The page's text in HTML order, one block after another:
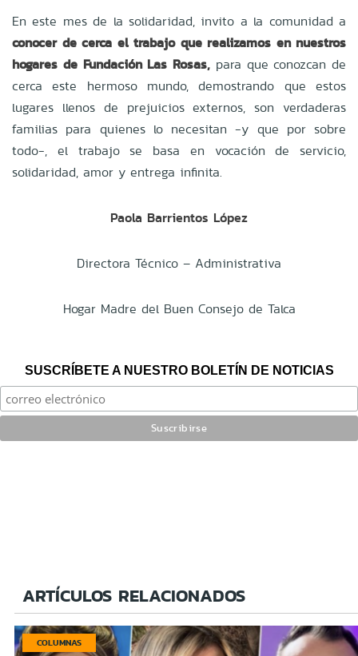
En este mes de la solidaridad, invito a la comunidad a
conocer de cerca el trabajo que realizamos en nuestros
hogares de Fundación Las Rosas, para que conozcan de
cerca este hermoso mundo, demostrando que estos
lugares llenos de prejuicios externos, son verdaderas
familias para quienes lo necesitan -y que por sobre
todo-, el trabajo se basa en vocación de servicio,
solidaridad, amor y entrega infinita.
Paola Barrientos López
Directora Técnico – Administrativa
Hogar Madre del Buen Consejo de Talca
SUSCRÍBETE A NUESTRO BOLETÍN DE NOTICIAS
ARTÍCULOS RELACIONADOS
COLUMNAS